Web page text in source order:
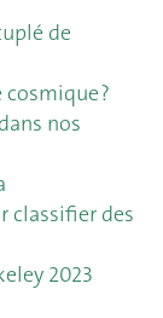
de
?
nos
classifier des
2023